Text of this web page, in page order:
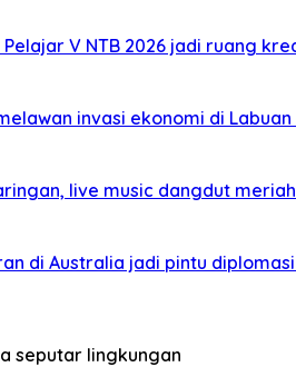
Pelajar V NTB 2026 jadi ruang
invasi ekonomi di Labuan
live music dangdut
di Australia jadi pintu
seputar lingkungan